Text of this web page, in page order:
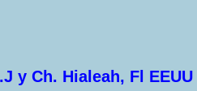
y Ch. Hialeah, Fl EEUU